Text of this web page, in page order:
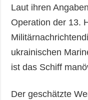
Laut ihren
Operation der 13.
ukrainischen
ist das Schiff
Der geschätzte